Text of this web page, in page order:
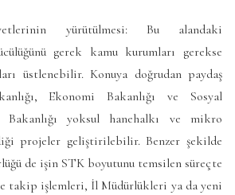
yürütülmesi: Bu alandaki
gerek kamu kurumları gerekse
üstlenebilir. Konuya doğrudan paydaş
Ekonomi Bakanlığı ve Sosyal
yoksul hanehalkı ve mikro
projeler geliştirilebilir. Benzer şekilde
de işin STK boyutunu temsilen süreçte
takip işlemleri, İl Müdürlükleri ya da yeni